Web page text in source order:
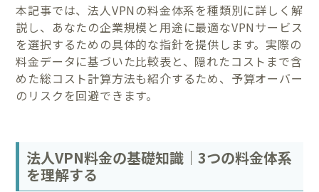
本記事では、法人VPNの料金体系を種類別に詳しく解
説し、あなたの企業規模と用途に最適なVPNサービス
を選択するための具体的な指針を提供します。実際の
料金データに基づいた比較表と、隠れたコストまで含
めた総コスト計算方法も紹介するため、予算オーバー
のリスクを回避できます。
法人VPN料金の基礎知識｜3つの料金体系
を理解する